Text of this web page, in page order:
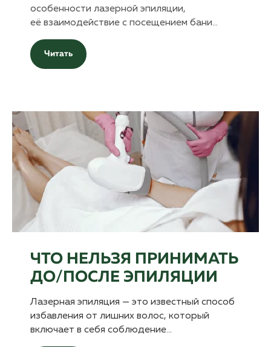
особенности лазерной эпиляции,
её взаимодействие с посещением бани…
Читать
ЧТО НЕЛЬЗЯ ПРИНИМАТЬ
ДО/ПОСЛЕ ЭПИЛЯЦИИ
Лазерная эпиляция — это известный способ
избавления от лишних волос, который
включает в себя соблюдение…